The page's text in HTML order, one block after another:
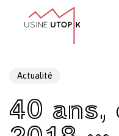
Panier
Actualité
40 ans,